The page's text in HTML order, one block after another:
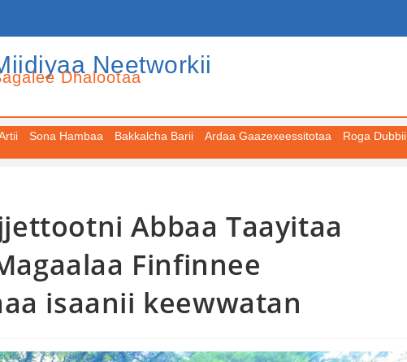
Neetworkii
Dhalootaa
Sona Hambaa Bakkalcha Barii Ardaa Gaazexeessitotaa Roga Dubbii
Abbaa Taayitaa
Finfinnee
isaanii keewwatan